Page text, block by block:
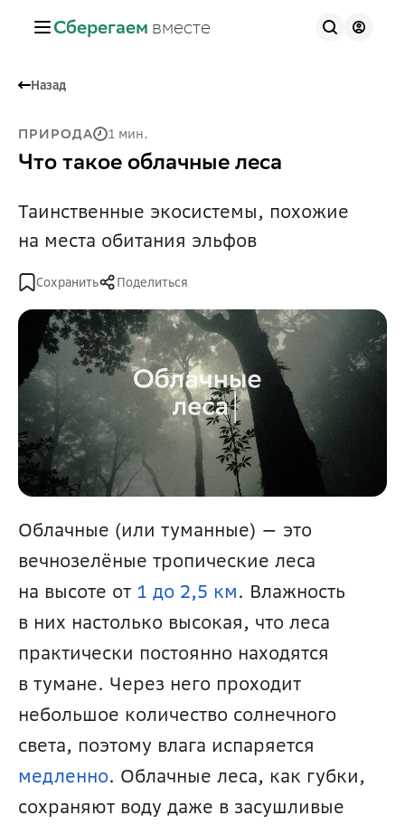
Сберегаем вместе
Назад
ПРИРОДА 1 мин.
Что такое облачные леса
Таинственные экосистемы, похожие
на места обитания эльфов
Сохранить Поделиться
Облачные (или туманные) — это
вечнозелёные тропические леса
на высоте от 1 до 2,5 км. Влажность
в них настолько высокая, что леса
практически постоянно находятся
в тумане. Через него проходит
небольшое количество солнечного
медленно. Облачные леса, как губки,
сохраняют воду даже в засушливые